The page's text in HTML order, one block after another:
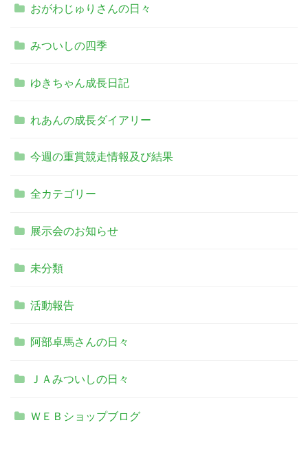
おがわじゅりさんの日々
みついしの四季
ゆきちゃん成長日記
れあんの成長ダイアリー
今週の重賞競走情報及び結果
全カテゴリー
展示会のお知らせ
未分類
活動報告
阿部卓馬さんの日々
ＪＡみついしの日々
ＷＥＢショップブログ